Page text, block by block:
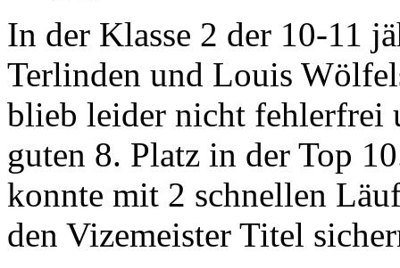
In der Klasse 2 der 10-11
Terlinden und Louis
blieb leider nicht fehlerfrei
guten 8. Platz in der Top
konnte mit 2 schnellen
den Vizemeister Titel